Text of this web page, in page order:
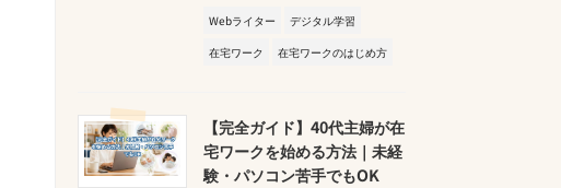
Webライター
デジタル学習
在宅ワーク
在宅ワークのはじめ方
【完全ガイド】40代主婦が在
宅ワークを始める方法｜未経
験・パソコン苦手でもOK